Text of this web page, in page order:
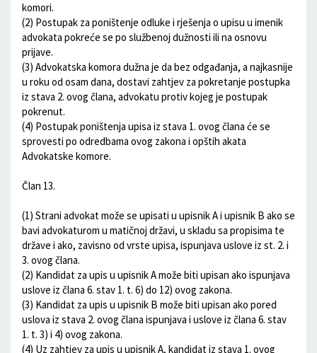
komori.
(2) Postupak za poništenje odluke i rješenja o upisu u imenik
advokata pokreće se po službenoj dužnosti ili na osnovu
prijave.
(3) Advokatska komora dužna je da bez odgađanja, a najkasnije
u roku od osam dana, dostavi zahtjev za pokretanje postupka
iz stava 2. ovog člana, advokatu protiv kojeg je postupak
pokrenut.
(4) Postupak poništenja upisa iz stava 1. ovog člana će se
sprovesti po odredbama ovog zakona i opštih akata
Advokatske komore.
Član 13.
(1) Strani advokat može se upisati u upisnik A i upisnik B ako se
bavi advokaturom u matičnoj državi, u skladu sa propisima te
države i ako, zavisno od vrste upisa, ispunjava uslove iz st. 2. i
3. ovog člana.
(2) Kandidat za upis u upisnik A može biti upisan ako ispunjava
uslove iz člana 6. stav 1. t. 6) do 12) ovog zakona.
(3) Kandidat za upis u upisnik B može biti upisan ako pored
uslova iz stava 2. ovog člana ispunjava i uslove iz člana 6. stav
1. t. 3) i 4) ovog zakona.
(4) Uz zahtjev za upis u upisnik A, kandidat iz stava 1. ovog